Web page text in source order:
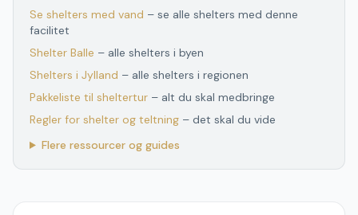
Se shelters med vand – se alle shelters med denne
facilitet
Shelter Balle – alle shelters i byen
Shelters i Jylland – alle shelters i regionen
Pakkeliste til sheltertur – alt du skal medbringe
Regler for shelter og teltning – det skal du vide
Flere ressourcer og guides